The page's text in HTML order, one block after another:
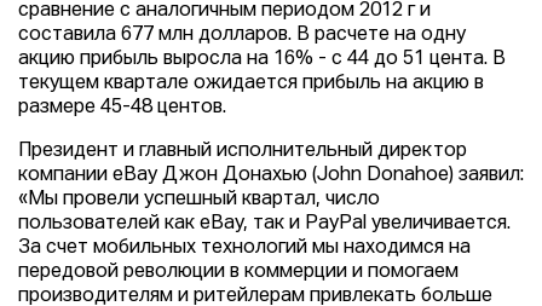
сравнение с аналогичным периодом 2012 г и
составила 677 млн долларов. В расчете на одну
акцию прибыль выросла на 16% - с 44 до 51 цента. В
текущем квартале ожидается прибыль на акцию в
размере 45-48 центов.
Президент и главный исполнительный директор
компании eBay Джон Донахью (John Donahoe) заявил:
«Мы провели успешный квартал, число
пользователей как eBay, так и PayPal увеличивается.
За счет мобильных технологий мы находимся на
передовой революции в коммерции и помогаем
производителям и ритейлерам привлекать больше